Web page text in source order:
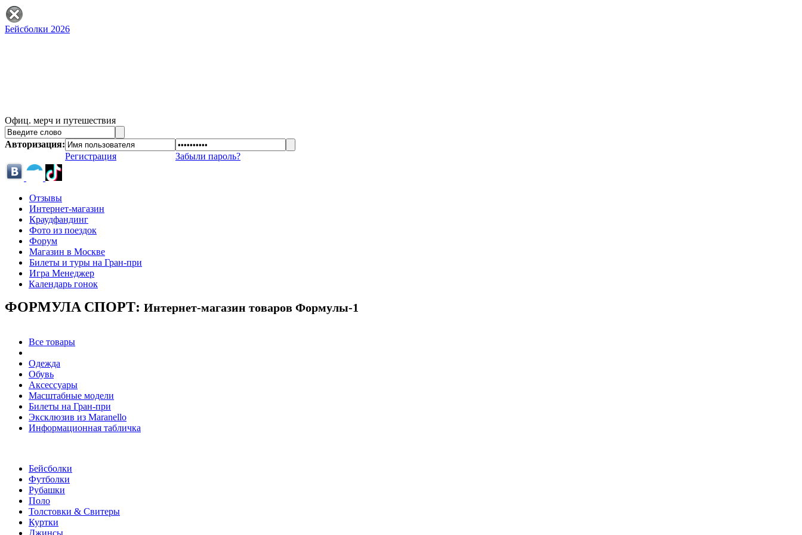
Бейсболки 2026
Офиц. мерч и путешествия
Авторизация:
Регистрация
Забыли пароль?
Отзывы
Интернет-магазин
Краудфандинг
Фото из поездок
Форум
Магазин в Москве
Билеты и туры на Гран-при
Игра Менеджер
Календарь гонок
ФОРМУЛА СПОРТ: Интернет-магазин товаров Формулы-1
Все товары
Одежда
Обувь
Аксессуары
Масштабные модели
Билеты на Гран-при
Эксклюзив из Maranello
Информационная табличка
Бейсболки
Футболки
Рубашки
Поло
Толстовки & Свитеры
Куртки
Джинсы